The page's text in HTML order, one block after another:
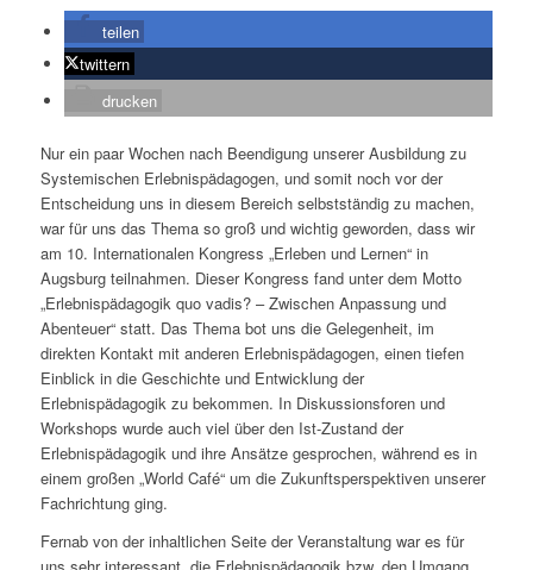
teilen
twittern
drucken
Nur ein paar Wochen nach Beendigung unserer Ausbildung zu
Systemischen Erlebnispädagogen, und somit noch vor der
Entscheidung uns in diesem Bereich selbstständig zu machen,
war für uns das Thema so groß und wichtig geworden, dass wir
am 10. Internationalen Kongress „Erleben und Lernen“ in
Augsburg teilnahmen. Dieser Kongress fand unter dem Motto
„Erlebnispädagogik quo vadis? – Zwischen Anpassung und
Abenteuer“ statt. Das Thema bot uns die Gelegenheit, im
direkten Kontakt mit anderen Erlebnispädagogen, einen tiefen
Einblick in die Geschichte und Entwicklung der
Erlebnispädagogik zu bekommen. In Diskussionsforen und
Workshops wurde auch viel über den Ist-Zustand der
Erlebnispädagogik und ihre Ansätze gesprochen, während es in
einem großen „World Café“ um die Zukunftsperspektiven unserer
Fachrichtung ging.
Fernab von der inhaltlichen Seite der Veranstaltung war es für